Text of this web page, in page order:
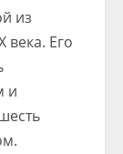
из
века. Его
и